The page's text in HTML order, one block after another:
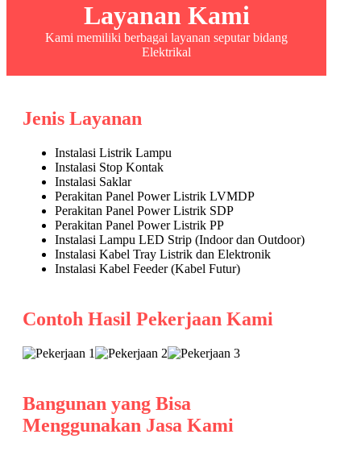
Layanan Kami
Kami memiliki berbagai layanan seputar bidang
Elektrikal
Jenis Layanan
Instalasi Listrik Lampu
Instalasi Stop Kontak
Instalasi Saklar
Perakitan Panel Power Listrik LVMDP
Perakitan Panel Power Listrik SDP
Perakitan Panel Power Listrik PP
Instalasi Lampu LED Strip (Indoor dan Outdoor)
Instalasi Kabel Tray Listrik dan Elektronik
Instalasi Kabel Feeder (Kabel Futur)
Contoh Hasil Pekerjaan Kami
Bangunan yang Bisa
Menggunakan Jasa Kami